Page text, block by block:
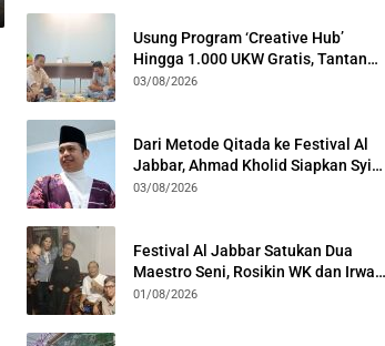
Usung Program ‘Creative Hub’
Hingga 1.000 UKW Gratis, Tantan
Sulthon Paparkan Visi PWI Jabar di
03/08/2026
Dari Metode Qitada ke Festival Al
Jabbar, Ahmad Kholid Siapkan Syiar
Al-Qur’an Lewat Nada
03/08/2026
Festival Al Jabbar Satukan Dua
Maestro Seni, Rosikin WK dan Irwan
Guntari Garap Pertunjukan Kolosal
01/08/2026